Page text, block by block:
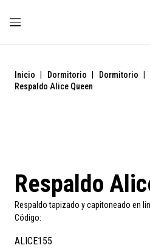
Inicio Dormitorio Dormitorio
Respaldo Alice Queen
Respaldo
Respaldo tapizado y capitoneado en
Código:
ALICE155